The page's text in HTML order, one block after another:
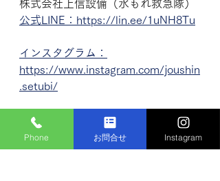
株式会社上信設備（水もれ救急隊）
公式LINE：https://lin.ee/1uNH8Tu
インスタグラム：
https://www.instagram.com/joushin
.setubi/
施工実績
Phone お問合せ Instagram